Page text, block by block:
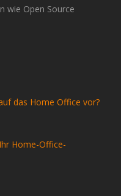
wie Open Source
das Home Office vor?
Home-Office-